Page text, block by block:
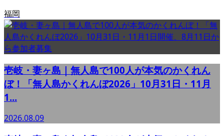
福岡
壱岐・妻ヶ島｜無人島で100人が本気のかくれん
ぼ！「無人島かくれんぼ2026」10月31日・11月
1...
2026.08.09